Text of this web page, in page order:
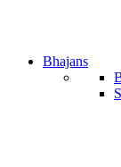
Bhajans